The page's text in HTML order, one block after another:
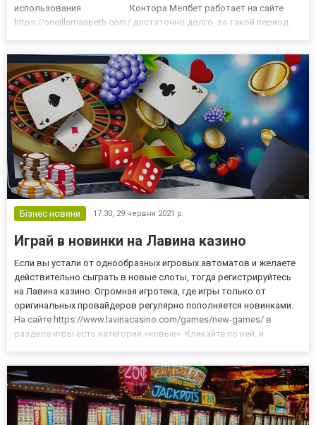
использования Контора Мелбет работает на сайте
https://oneillsmaspeth.com/ достаточно долго, за такой период
Бізнес новини 17:30, 29 червня 2021 р.
Играй в новинки на Лавина казино
Если вы устали от однообразных игровых автоматов и желаете
действительно сыграть в новые слоты, тогда регистрируйтесь
на Лавина казино. Огромная игротека, где игры только от
оригинальных провайдеров регулярно пополняется новинками.
На сайте https://www.lavinacasino.com/games/new-games/ в
разделе игры есть категория «новые». Кликайте по ней, и